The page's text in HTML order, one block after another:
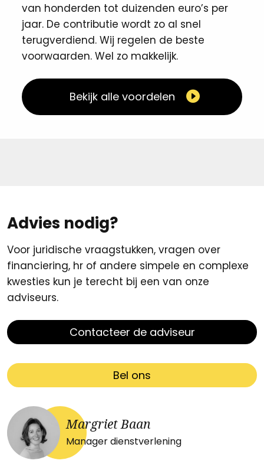
van honderden tot duizenden euro’s per
jaar. De contributie wordt zo al snel
terugverdiend. Wij regelen de beste
voorwaarden. Wel zo makkelijk. ​
Bekijk alle voordelen
Advies nodig?
Voor juridische vraagstukken, vragen over
financiering, hr of andere simpele en complexe
kwesties kun je terecht bij een van onze
adviseurs.
Contacteer de adviseur
Bel ons
Margriet Baan
Manager dienstverlening